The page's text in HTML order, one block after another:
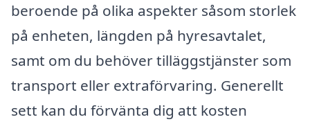
beroende på olika aspekter såsom storlek
på enheten, längden på hyresavtalet,
samt om du behöver tilläggstjänster som
transport eller extraförvaring. Generellt
sett kan du förvänta dig att kosten